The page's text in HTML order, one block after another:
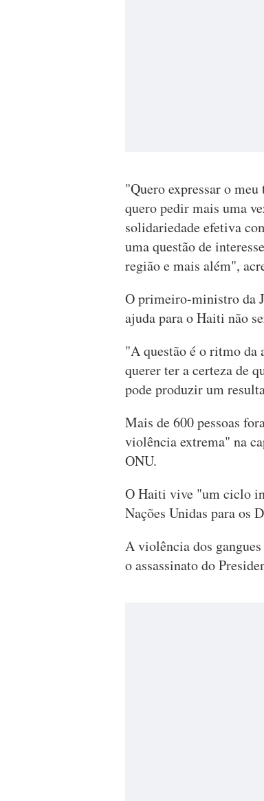
"Quero expressar o
quero pedir mais uma
solidariedade efetiva
uma questão de
região e mais além",
O primeiro-ministro da
ajuda para o Haiti não
"A questão é o ritmo da
querer ter a certeza de
pode produzir um
Mais de 600 pessoas
violência extrema" na
ONU.
O Haiti vive "um ciclo
Nações Unidas para os
A violência dos
o assassinato do